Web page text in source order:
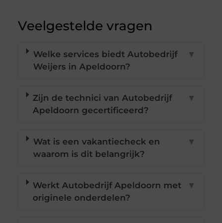
Veelgestelde vragen
Welke services biedt Autobedrijf
Weijers in Apeldoorn?
▼
Zijn de technici van Autobedrijf
Apeldoorn gecertificeerd?
▼
Wat is een vakantiecheck en
waarom is dit belangrijk?
▼
Werkt Autobedrijf Apeldoorn met
originele onderdelen?
▼